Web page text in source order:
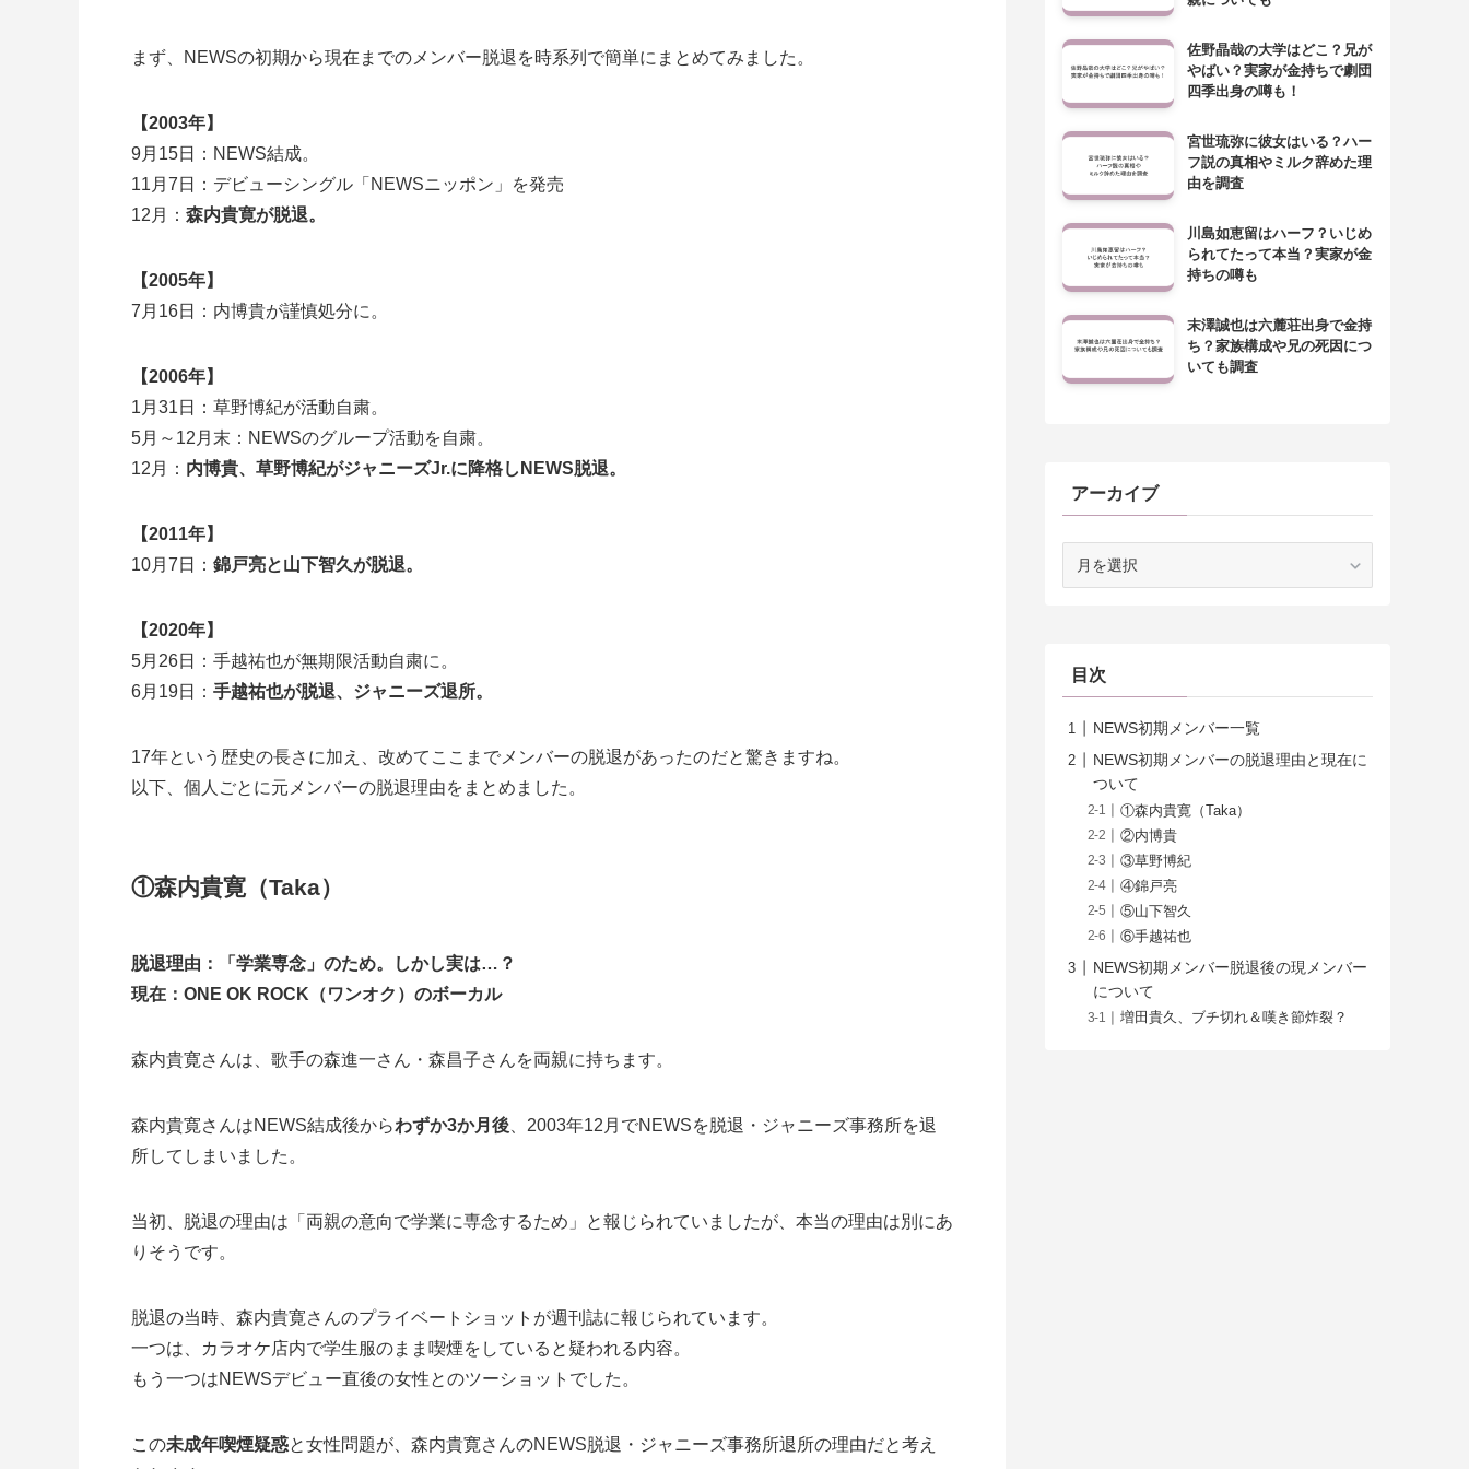
まず、NEWSの初期から現在までのメンバー脱退を時系列で簡単にまとめてみました。
【2003年】
9月15日：NEWS結成。
11月7日：デビューシングル「NEWSニッポン」を発売
12月： 森内貴寛が脱退。
【2005年】
7月16日：内博貴が謹慎処分に。
【2006年】
1月31日：草野博紀が活動自粛。
5月～12月末：NEWSのグループ活動を自粛。
12月： 内博貴、草野博紀がジャニーズJr.に降格しNEWS脱退。
【2011年】
10月7日： 錦戸亮と山下智久が脱退。
【2020年】
5月26日：手越祐也が無期限活動自粛に。
6月19日： 手越祐也が脱退、ジャニーズ退所。
17年という歴史の長さに加え、改めてここまでメンバーの脱退があったのだと驚きますね。
以下、個人ごとに元メンバーの脱退理由をまとめました。
①森内貴寛（Taka）
脱退理由：「学業専念」のため。しかし実は…？
現在：ONE OK ROCK（ワンオク）のボーカル
森内貴寛さんは、歌手の森進一さん・森昌子さんを両親に持ちます。
森内貴寛さんはNEWS結成後からわずか3か月後 、2003年12月でNEWSを脱退・ジャニーズ事務所を退
所してしまいました。
当初、脱退の理由は「両親の意向で学業に専念するため」と報じられていましたが、本当の理由は別にあ
りそうです。
脱退の当時、森内貴寛さんのプライベートショットが週刊誌に報じられています。
一つは、カラオケ店内で学生服のまま喫煙をしていると疑われる内容。
もう一つはNEWSデビュー直後の女性とのツーショットでした。
この未成年喫煙疑惑と女性問題が、森内貴寛さんのNEWS脱退・ジャニーズ事務所退所の理由だと考え
佐野晶哉の大学はどこ？兄が
やばい？実家が金持ちで劇団
四季出身の噂も！
宮世琉弥に彼女はいる？ハー
フ説の真相やミルク辞めた理
由を調査
川島如恵留はハーフ？いじめ
られてたって本当？実家が金
持ちの噂も
末澤誠也は六麓荘出身で金持
ち？家族構成や兄の死因につ
いても調査
アーカイブ
目次
NEWS初期メンバー一覧
NEWS初期メンバーの脱退理由と現在に
ついて
①森内貴寛（Taka）
②内博貴
③草野博紀
④錦戸亮
⑤山下智久
⑥手越祐也
NEWS初期メンバー脱退後の現メンバー
について
増田貴久、ブチ切れ＆嘆き節炸裂？